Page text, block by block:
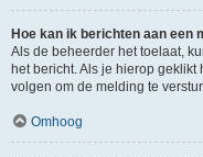
Hoe kan ik berichten aan een
Als de beheerder het toelaat,
het bericht. Als je hierop
volgen om de melding te
Omhoog